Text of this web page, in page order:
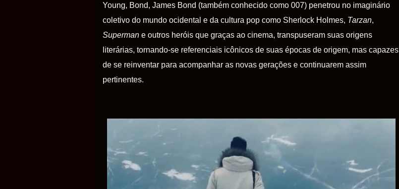
Young, Bond, James Bond (também conhecido como 007) penetrou no imaginário
coletivo do mundo ocidental e da cultura pop como Sherlock Holmes, Tarzan,
Superman e outros heróis que graças ao cinema, transpuseram suas origens
literárias, tornando-se referenciais icônicos de suas épocas de origem, mas capazes
de se reinventar para acompanhar as novas gerações e continuarem assim
pertinentes.